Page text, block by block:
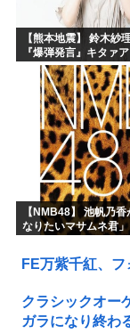
【熊本地震】 鈴木紗
『爆弾発言』キタァ
ーーーーー！！
【NMB48】 池帆乃
なりたいマサムネ君
FE万紫千紅、
クラシックオー
ガラになり終わ